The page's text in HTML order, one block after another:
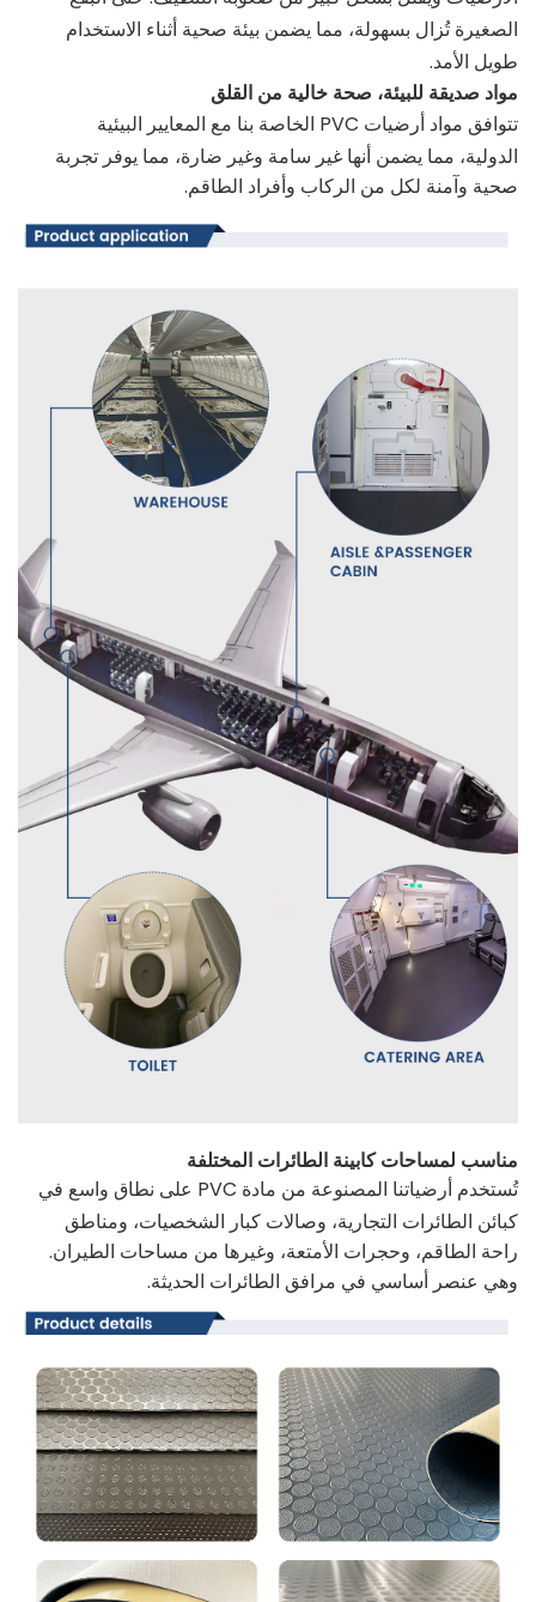
الصغيرة تُزال بسهولة، مما يضمن بيئة صحية أثناء الاستخدام
طويل الأمد.
مواد صديقة للبيئة، صحة خالية من القلق
تتوافق مواد أرضيات PVC الخاصة بنا مع المعايير البيئية
الدولية، مما يضمن أنها غير سامة وغير ضارة، مما يوفر تجربة
صحية وآمنة لكل من الركاب وأفراد الطاقم.
مناسب لمساحات كابينة الطائرات المختلفة
تُستخدم أرضياتنا المصنوعة من مادة PVC على نطاق واسع في
كبائن الطائرات التجارية، وصالات كبار الشخصيات، ومناطق
راحة الطاقم، وحجرات الأمتعة، وغيرها من مساحات الطيران.
وهي عنصر أساسي في مرافق الطائرات الحديثة.